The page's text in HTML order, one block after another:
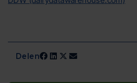
Delen